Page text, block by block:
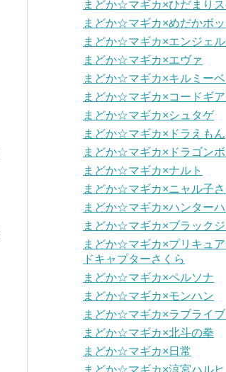
まどか☆マギカ×ひだまり
まどか☆マギカ×めだかボッ
まどか☆マギカ×エンジェ
まどか☆マギカ×エヴァ
まどか☆マギカ×キルミー
まどか☆マギカ×コードギア
まどか☆マギカ×シュタゲ
まどか☆マギカ×ドラえもん
まどか☆マギカ×ドラゴン
まどか☆マギカ×ナルト
まどか☆マギカ×ニャル子
まどか☆マギカ×ハンター
まどか☆マギカ×ブラックジ
まどか☆マギカ×プリキュ
ドキャプターさくら
まどか☆マギカ×ペルソナ
まどか☆マギカ×モンハン
まどか☆マギカ×ラブライブ
まどか☆マギカ×北斗の拳
まどか☆マギカ×日常
まどか☆マギカ×涼宮ハルヒ